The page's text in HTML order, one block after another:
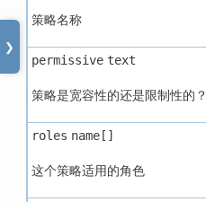
❯
策略名称
permissive text
策略是宽容性的还是限制性的？
roles name[]
这个策略适用的角色